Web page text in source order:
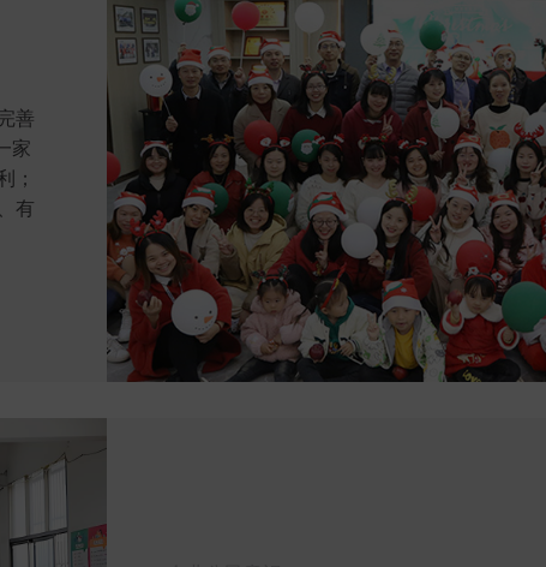
善
家
；
有